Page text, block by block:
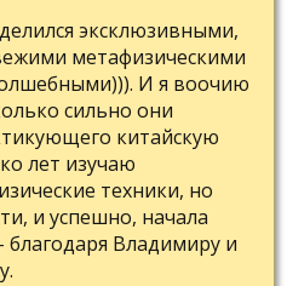
эксклюзивными,
метафизическими
И я воочию
сильно они
китайскую
лет изучаю
техники, но
и успешно, начала
благодаря Владимиру и